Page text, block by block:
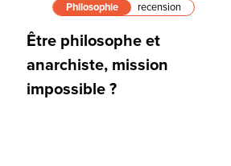
Philosophie recension
Être philosophe et
anarchiste, mission
impossible ?